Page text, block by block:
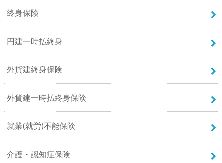
終身保険
円建一時払終身
外貨建終身保険
外貨建一時払終身保険
就業(就労)不能保険
介護・認知症保険